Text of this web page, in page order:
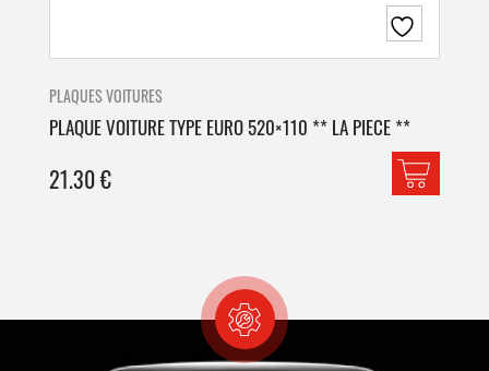
PLAQUES VOITURES
PLAQUE VOITURE TYPE EURO 520×110 ** LA PIECE **
21.30€